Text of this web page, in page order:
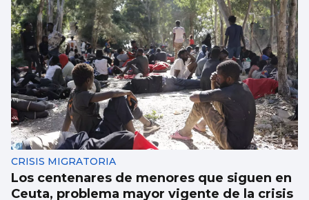
CRISIS MIGRATORIA
Los centenares de menores que siguen en
Ceuta, problema mayor vigente de la crisis